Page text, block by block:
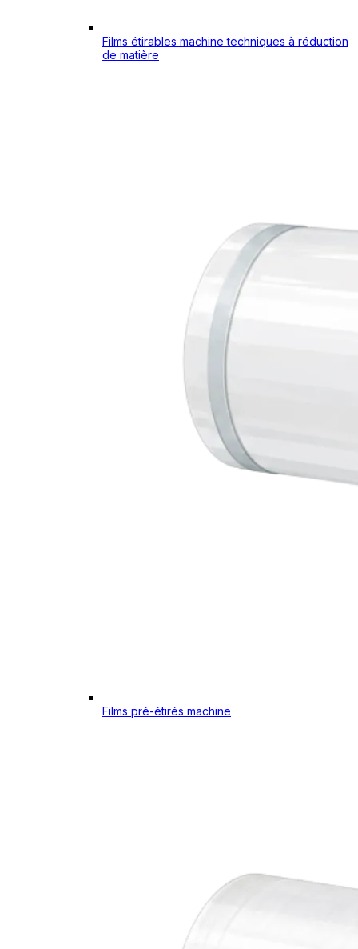
Films étirables machine techniques à réduction
de matière
Films pré-étirés machine